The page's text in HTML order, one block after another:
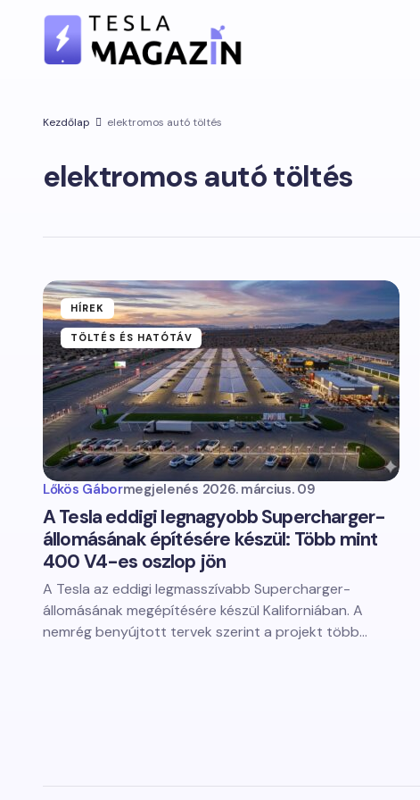
Kezdőlap elektromos autó töltés
elektromos autó töltés
HÍREK
TÖLTÉS ÉS HATÓTÁV
Lőkös Gábormegjelenés 2026. március. 09
A Tesla eddigi legnagyobb Supercharger-
állomásának építésére készül: Több mint
400 V4-es oszlop jön
A Tesla az eddigi legmasszívabb Supercharger-
állomásának megépítésére készül Kaliforniában. A
nemrég benyújtott tervek szerint a projekt több…